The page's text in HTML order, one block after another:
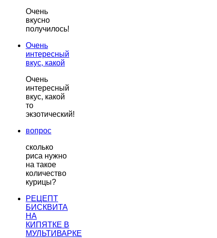
Очень
вкусно
получилось!
Очень
интересный
вкус, какой
Очень
интересный
вкус, какой
то
экзотический!
вопрос
сколько
риса нужно
на такое
количество
курицы?
РЕЦЕПТ
БИСКВИТА
НА
КИПЯТКЕ В
МУЛЬТИВАРКЕ